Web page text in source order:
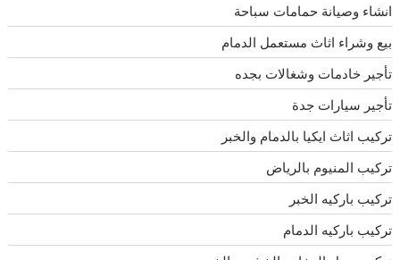
انشاء وصيانة حمامات سباحة
بيع وشراء اثاث مستعمل الدمام
تأجير خادمات وشغالات بجده
تأجير سيارات جدة
تركيب اثاث ايكيا بالدمام والخبر
تركيب المنيوم بالرياض
تركيب باركيه الخبر
تركيب باركيه الدمام